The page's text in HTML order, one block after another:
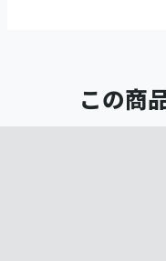
この商